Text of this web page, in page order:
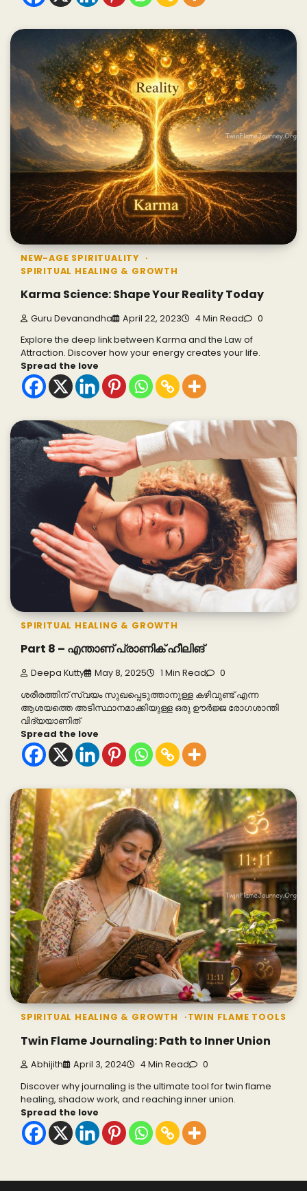
NEW-AGE SPIRITUALITY
SPIRITUAL HEALING & GROWTH
Karma Science: Shape Your Reality Today
Guru Devanandha April 22, 2023 4 Min Read 0
Explore the deep link between Karma and the Law of
Attraction. Discover how your energy creates your life.
Spread the love
SPIRITUAL HEALING & GROWTH
Part 8 – എന്താണ് പ്രാണിക് ഹീലിങ്
Deepa Kutty May 8, 2025 1 Min Read 0
ശരീരത്തിന് സ്വയം സുഖപ്പെടുത്താനുള്ള കഴിവുണ്ട് എന്ന
ആശയത്തെ അടിസ്ഥാനമാക്കിയുള്ള ഒരു ഊർജ്ജ രോഗശാന്തി
വിദ്യയാണിത്
Spread the love
SPIRITUAL HEALING & GROWTH TWIN FLAME TOOLS
Twin Flame Journaling: Path to Inner Union
Abhijith April 3, 2024 4 Min Read 0
Discover why journaling is the ultimate tool for twin flame
healing, shadow work, and reaching inner union.
Spread the love